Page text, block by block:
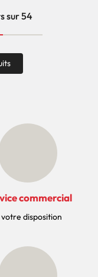
sur 54
commercial
disposition